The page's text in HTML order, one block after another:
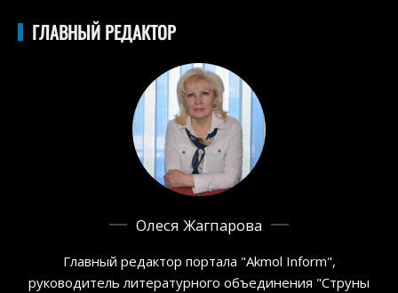
ГЛАВНЫЙ РЕДАКТОР
Олеся Жагпарова
Главный редактор портала "Akmol Inform",
руководитель литературного объединения "Струны